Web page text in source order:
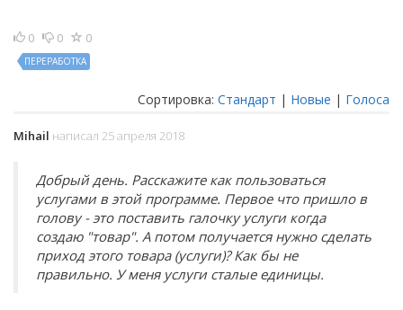
0 0 0
ПЕРЕРАБОТКА
Сортировка: Стандарт | Новые | Голоса
Mihail написал 25 апреля 2018
Добрый день. Расскажите как пользоваться
услугами в этой программе. Первое что пришло в
голову - это поставить галочку услуги когда
создаю "товар". А потом получается нужно сделать
приход этого товара (услуги)? Как бы не
правильно. У меня услуги сталые единицы.